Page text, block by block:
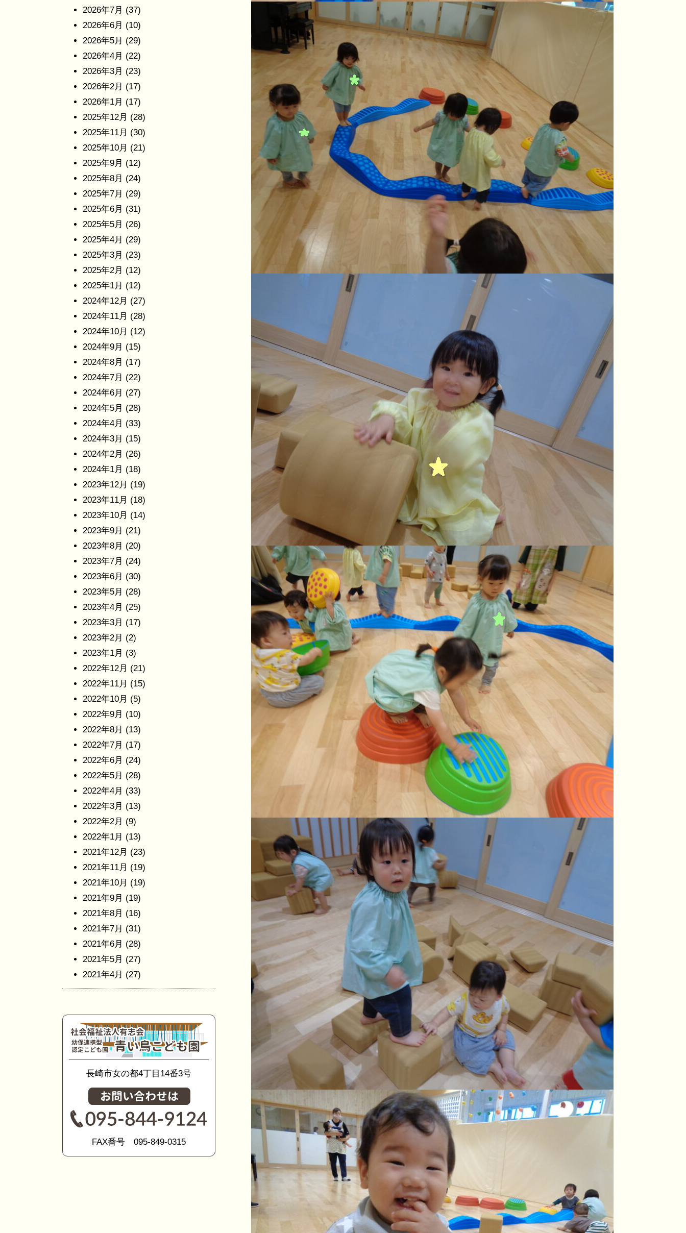
2026年7月 (37)
2026年6月 (10)
2026年5月 (29)
2026年4月 (22)
2026年3月 (23)
2026年2月 (17)
2026年1月 (17)
2025年12月 (28)
2025年11月 (30)
2025年10月 (21)
2025年9月 (12)
2025年8月 (24)
2025年7月 (29)
2025年6月 (31)
2025年5月 (26)
2025年4月 (29)
2025年3月 (23)
2025年2月 (12)
2025年1月 (12)
2024年12月 (27)
2024年11月 (28)
2024年10月 (12)
2024年9月 (15)
2024年8月 (17)
2024年7月 (22)
2024年6月 (27)
2024年5月 (28)
2024年4月 (33)
2024年3月 (15)
2024年2月 (26)
2024年1月 (18)
2023年12月 (19)
2023年11月 (18)
2023年10月 (14)
2023年9月 (21)
2023年8月 (20)
2023年7月 (24)
2023年6月 (30)
2023年5月 (28)
2023年4月 (25)
2023年3月 (17)
2023年2月 (2)
2023年1月 (3)
2022年12月 (21)
2022年11月 (15)
2022年10月 (5)
2022年9月 (10)
2022年8月 (13)
2022年7月 (17)
2022年6月 (24)
2022年5月 (28)
2022年4月 (33)
2022年3月 (13)
2022年2月 (9)
2022年1月 (13)
2021年12月 (23)
2021年11月 (19)
2021年10月 (19)
2021年9月 (19)
2021年8月 (16)
2021年7月 (31)
2021年6月 (28)
2021年5月 (27)
2021年4月 (27)
長崎市女の都4丁目14番3号
FAX番号 095-849-0315